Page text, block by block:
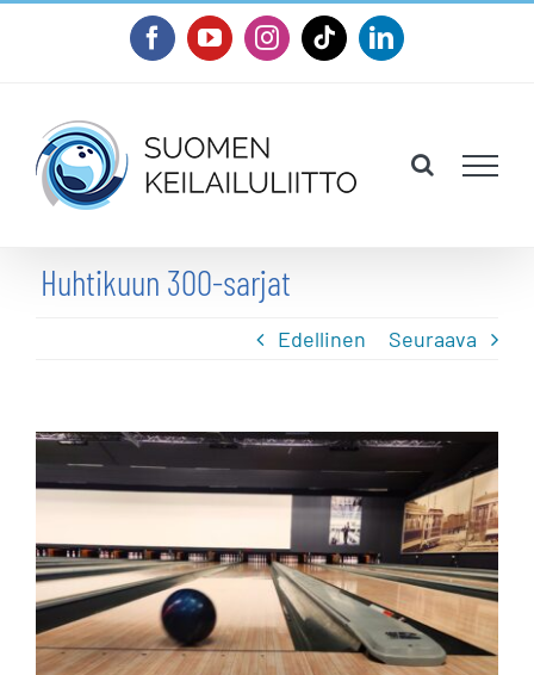
FacebookYouTubeInstagram
TiktokLinkedIn
Huhtikuun 300-sarjat
Edellinen Seuraava
Katso
kuvaa